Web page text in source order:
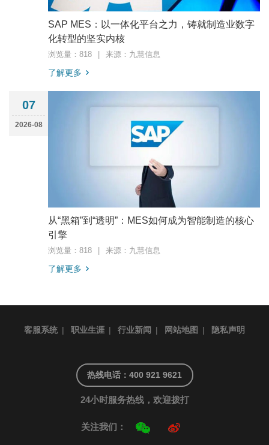
SAP MES：以一体化平台之力，铸就制造业数字
化转型的坚实内核
浏览量：818 来源：九慧信息
了解更多
07
2026-08
从“黑箱”到“透明”：MES如何成为智能制造的核心
引擎
浏览量：818 来源：九慧信息
了解更多
客服系统 | 职业生涯 | 行业新闻 | 网站地图 | 隐私声明
热线电话：400 921 9621
24小时服务热线，欢迎拨打
关注我们：